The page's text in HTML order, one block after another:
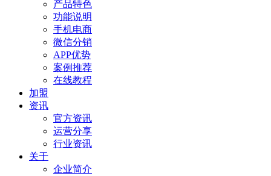
产品特色
功能说明
手机电商
微信分销
APP优势
案例推荐
在线教程
加盟
资讯
官方资讯
运营分享
行业资讯
关于
企业简介